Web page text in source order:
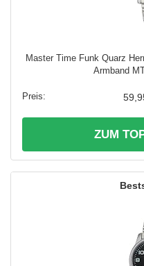
Master Time Funk Quarz
Armband
ZUM